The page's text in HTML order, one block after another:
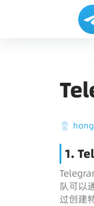
1.
队可以
过创建